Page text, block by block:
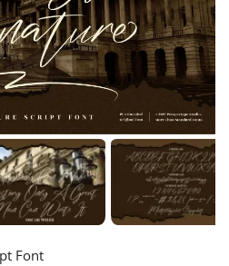
Font